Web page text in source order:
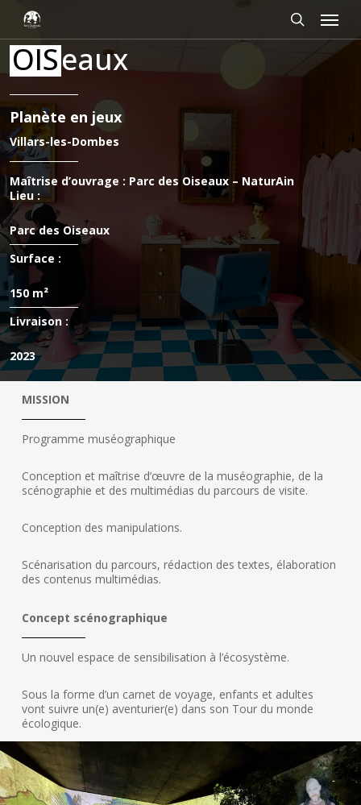
Panneau de gestion des cookies
contenu
principal
rechercher
Menu
OISeaux
Planète en jeux
Villars-les-Dombes
Maîtrise d’ouvrage : Parc des Oiseaux – NaturAin
Lieu :
Parc des Oiseaux
Surface :
150 m²
Livraison :
2023
MISSION
Programme muséographique
Conception et maîtrise d’œuvre de la muséographie, de la
scénographie et des multimédias du parcours de visite.
Conception des manipulations.
Scénarisation du parcours, rédaction des textes, élaboration
des contenus multimédias.
Concept scénographique
Un nouvel espace de sensibilisation à l’écosystème.
Sous la forme d’un carnet de voyage, enfants et adultes
vont suivre un(e) aventurier(e) dans son Tour du monde
écologique.